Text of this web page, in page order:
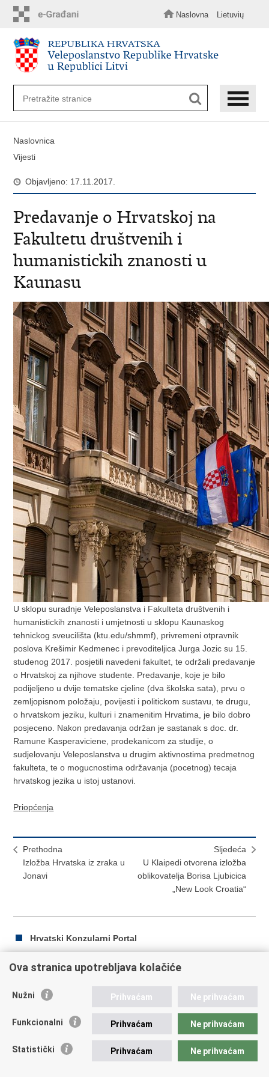
sadržaj
Naslovna Lietuvių
Naslovnica
Vijesti
Objavljeno: 17.11.2017.
Predavanje o Hrvatskoj na
Fakultetu društvenih i
humanistickih znanosti u
Kaunasu
U sklopu suradnje Veleposlanstva i Fakulteta društvenih i
humanistickih znanosti i umjetnosti u sklopu Kaunaskog
tehnickog sveucilišta (ktu.edu/shmmf), privremeni otpravnik
poslova Krešimir Kedmenec i prevoditeljica Jurga Jozic su 15.
studenog 2017. posjetili navedeni fakultet, te održali predavanje
o Hrvatskoj za njihove studente. Predavanje, koje je bilo
podijeljeno u dvije tematske cjeline (dva školska sata), prvu o
zemljopisnom položaju, povijesti i politickom sustavu, te drugu,
o hrvatskom jeziku, kulturi i znamenitim Hrvatima, je bilo dobro
posjeceno. Nakon predavanja održan je sastanak s doc. dr.
Ramune Kasperaviciene, prodekanicom za studije, o
sudjelovanju Veleposlanstva u drugim aktivnostima predmetnog
fakulteta, te o mogucnostima održavanja (pocetnog) tecaja
hrvatskog jezika u istoj ustanovi.
Priopćenja
Prethodna
Izložba Hrvatska iz zraka u
Jonavi
Sljedeća
U Klaipedi otvorena izložba
oblikovatelja Borisa Ljubicica
„New Look Croatia“
Hrvatski Konzularni Portal
Ispiši
Podijeli
Facebooku
Twitteru
Republika Hrvatska
Trg N.Š. Zrinskog 7-8, 10000 Zagreb
Ova stranica upotrebljava kolačiće
Nužni Prihvaćam Ne prihvaćam
Funkcionalni Prihvaćam Ne prihvaćam
Statistički Prihvaćam Ne prihvaćam